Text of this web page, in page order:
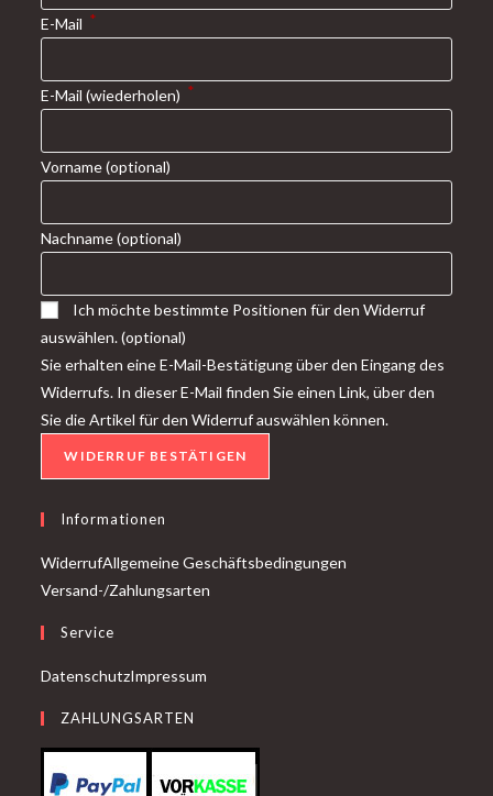
E-Mail *
E-Mail (wiederholen) *
Vorname(optional)
Nachname(optional)
Ich möchte bestimmte Positionen für den Widerruf
auswählen.(optional)
Sie erhalten eine E-Mail-Bestätigung über den Eingang des
Widerrufs. In dieser E-Mail finden Sie einen Link, über den
Sie die Artikel für den Widerruf auswählen können.
WIDERRUF BESTÄTIGEN
Informationen
WiderrufAllgemeine Geschäftsbedingungen
Versand-/Zahlungsarten
Service
DatenschutzImpressum
ZAHLUNGSARTEN